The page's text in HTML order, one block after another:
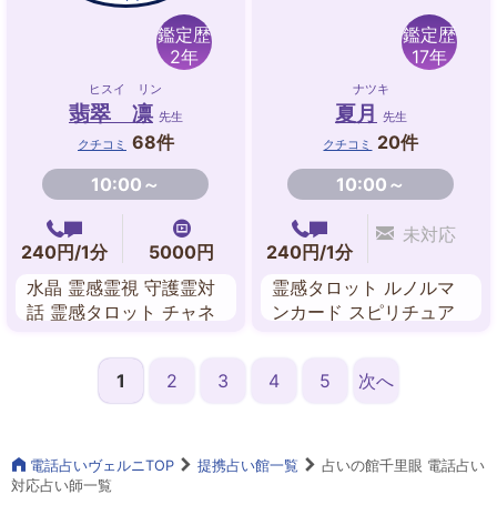
鑑定歴
2年
ヒスイ リン
翡翠 凛 先生
クチコミ 68件
10:00～
240円/1分
5000円
水晶 霊感霊視 守護霊対
話 霊感タロット チャネ
リーデング
鑑定歴
17年
ナツキ
夏月 先生
クチコミ
20件
10:00～
240円/1分
未対応
霊感タロット ルノルマ
ンカード スピリチュア
1
2 3 4 5 次へ
電話占いヴェルニTOP 提携占い館一覧
占いの館千里眼 電話占い
対応占い師一覧